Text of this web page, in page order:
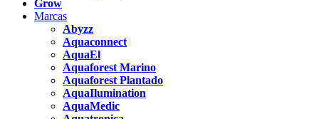
Grow
Marcas
Abyzz
Aquaconnect
AquaEl
Aquaforest Marino
Aquaforest Plantado
AquaIlumination
AquaMedic